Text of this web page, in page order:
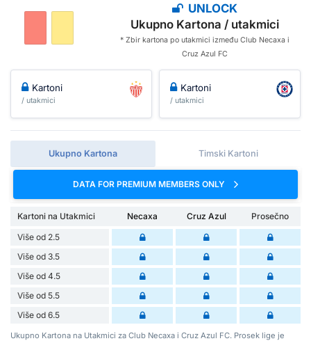
UNLOCK
Ukupno Kartona / utakmici
* Zbir kartona po utakmici između Club Necaxa i
Cruz Azul FC
Kartoni
/ utakmici
Kartoni
/ utakmici
Ukupno Kartona Timski Kartoni
DATA FOR PREMIUM MEMBERS ONLY
Kartoni na Utakmici Necaxa Cruz Azul
Prosečno
Više od 2.5
Više od 3.5
Više od 4.5
Više od 5.5
Više od 6.5
Ukupno Kartona na Utakmici za Club Necaxa i Cruz Azul FC. Prosek lige je